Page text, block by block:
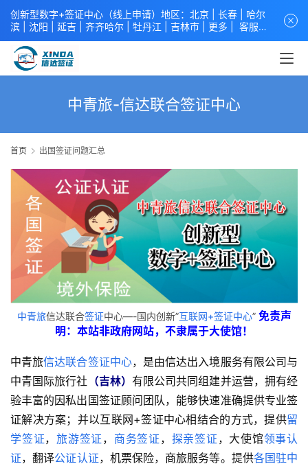
中青旅-信达联合签证中心
首页 出国签证问题汇总
中青旅信达联合签证中心—-国内创新”互联网+签证中心” 免责声
明：本站非政府网站，不隶属于大使馆！
中青旅信达联合签证中心，是由信达出入境服务有限公司与
中青国际旅行社 （吉林） 有限公司共同组建并运营，拥有经
验丰富的因私出国签证顾问团队，能够快速准确提供专业签
证解决方案；并以互联网+签证中心相结合的方式，提供留
学签证， 旅游签证 ， 商务签证 ， 探亲签证 ，大使馆领事认
证，翻译公证认证，机票保险，商旅服务等。提供各国驻中
创新型数字+签证中心（线上申请）地区：北京 | 长春
哈尔
滨
沈阳 延吉 | 齐齐哈尔 | 牡丹江 吉林市 | 更多 | 客服中
心
中青旅信达联合签证中心
学签证 商务签证 探亲签证 旅游签证 涉外公证 外交部认证 单
（双认证），海牙认证。微信一对一咨询：xindavisa或
提供服务机构：信达出入境服务有限公司/中青国际旅行社有限
.专业：留学签证 商务签证 探亲签证 旅游签证 涉外公证 外